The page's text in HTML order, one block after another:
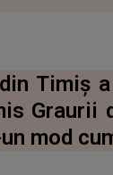
Timiș
Graurii
mod